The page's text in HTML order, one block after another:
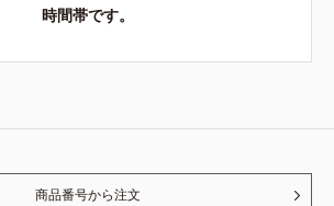
時間帯です。
商品番号から注文